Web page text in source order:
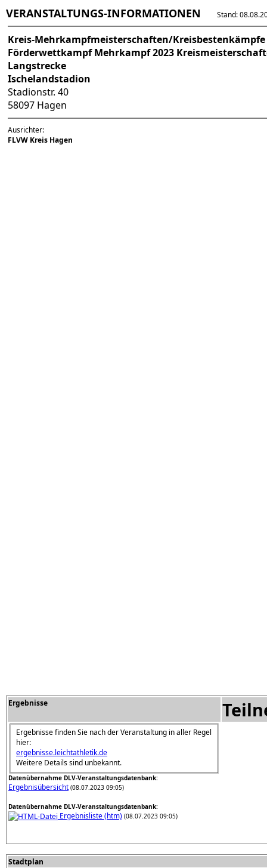
VERANSTALTUNGS-INFORMATIONEN Stand:
Kreis-Mehrkampfmeisterschaften/
Förderwettkampf Mehrkampf 2023
Langstrecke
Ischelandstadion
Stadionstr. 40
58097 Hagen
Ausrichter:
FLVW Kreis Hagen
Ergebnisse
Ergebnisse finden Sie nach der Veranstaltung in aller Regel
hier:
ergebnisse.leichtathletik.de
Weitere Details sind unbekannt.
Datenübernahme DLV-Veranstaltungsdatenbank:
Ergebnisübersicht (08.07.2023 09:05)
Datenübernahme DLV-Veranstaltungsdatenbank:
Ergebnisliste (htm) (08.07.2023 09:05)
Stadtplan